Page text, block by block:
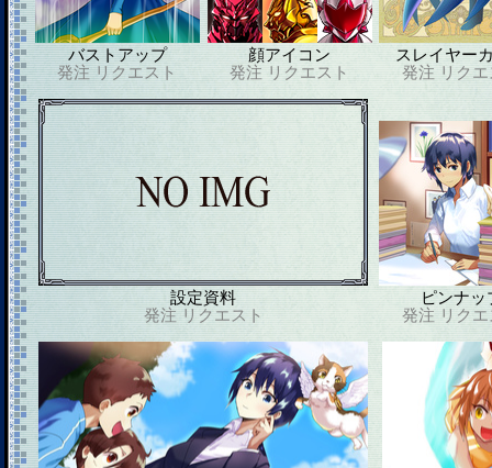
バストアップ
発注 リクエスト
顔アイコン
発注 リクエスト
スレイヤー
発注 リク
設定資料
発注 リクエスト
ピンナッ
発注 リク